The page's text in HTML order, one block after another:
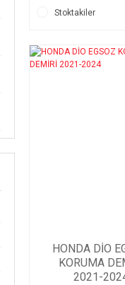
Stoktakiler
HONDA DİO
KORUMA
2021-